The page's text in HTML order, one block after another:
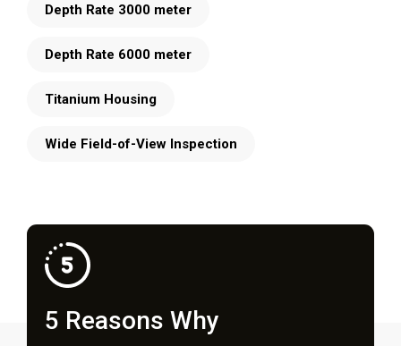
Depth Rate 3000 meter
Depth Rate 6000 meter
Titanium Housing
Wide Field-of-View Inspection
5 Reasons Why